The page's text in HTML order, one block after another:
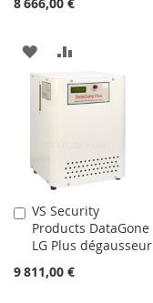
AJOUTER
À
MA
D’ENVIE
AU
VS Security
Products DataGone
LG Plus dégausseur
9 811,00 €
Ajouter
au
panier